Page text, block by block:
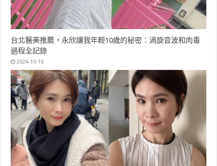
台北醫美推薦，永欣讓我年輕10歲的秘密：渦旋音波和肉毒
過程全記錄
2024-10-16